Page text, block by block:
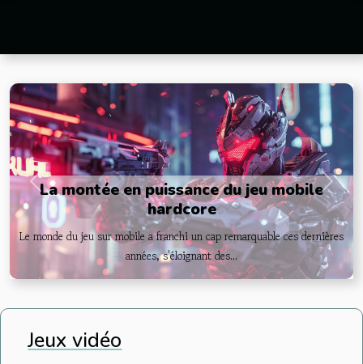
La montée en puissance du jeu mobile
hardcore
Le monde du jeu sur mobile a franchi un cap remarquable ces dernières
années, s'éloignant des...
Previous Next
Jeux vidéo